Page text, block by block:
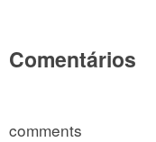
Comentários
comments